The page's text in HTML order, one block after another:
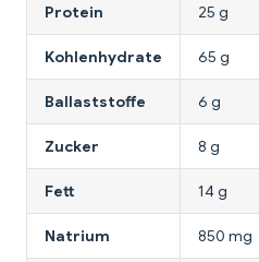
Protein 25 g
Kohlenhydrate 65 g
Ballaststoffe 6 g
Zucker 8 g
Fett 14 g
Natrium 850 mg